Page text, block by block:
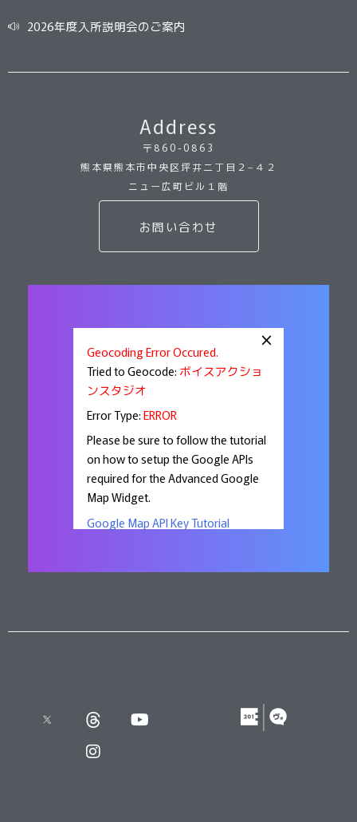
2026年度入所説明会のご案内
Address
〒860-0863
熊本県熊本市中央区坪井二丁目２−４２
ニュー広町ビル１階
お問い合わせ
×
Geocoding Error Occured.
Tried to Geocode: ボイスアクショ
ンスタジオ
Error Type:ERROR
Please be sure to follow the tutorial
on how to setup the Google APIs
required for the Advanced Google
Map Widget.
Google Map API Key Tutorial
X T
h
r
e
Y
o
I
n
s
t